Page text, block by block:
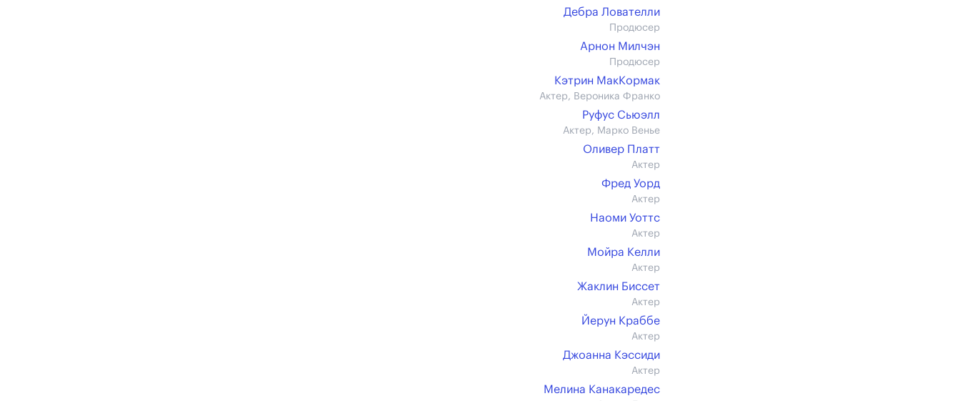
Дебра Лователли
Продюсер
Арнон Милчэн
Продюсер
Кэтрин МакКормак
Актер, Вероника Франко
Руфус Сьюэлл
Актер, Марко Венье
Оливер Платт
Актер
Фред Уорд
Актер
Наоми Уоттс
Актер
Мойра Келли
Актер
Жаклин Биссет
Актер
Йерун Краббе
Актер
Джоанна Кэссиди
Актер
Мелина Канакаредес